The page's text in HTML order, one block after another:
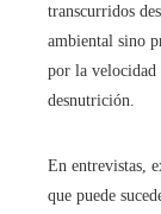
transcurridos
ambiental sino
por la velocidad
desnutrición.
En entrevistas,
que puede